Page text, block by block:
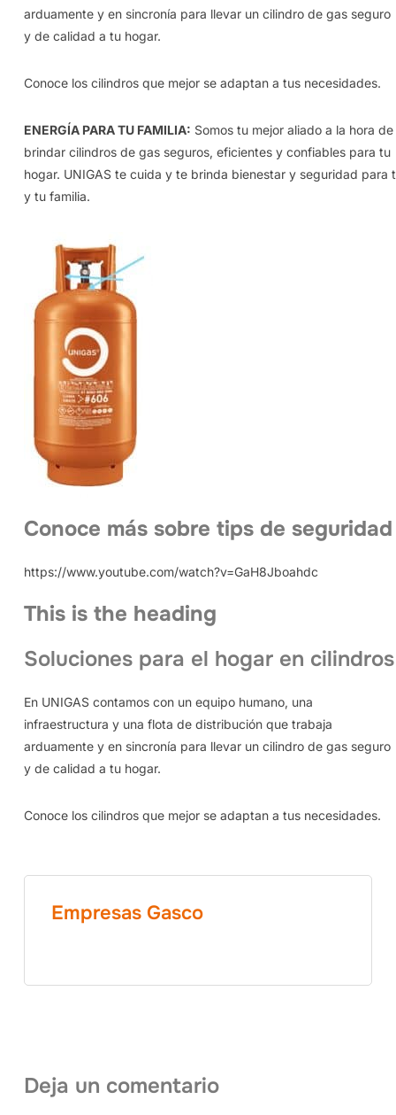
arduamente y en sincronía para llevar un cilindro de gas seguro
y de calidad a tu hogar.
Conoce los cilindros que mejor se adaptan a tus necesidades.
ENERGÍA PARA TU FAMILIA: Somos tu mejor aliado a la hora de
brindar cilindros de gas seguros, eficientes y confiables para tu
hogar. UNIGAS te cuida y te brinda bienestar y seguridad para
y tu familia.
Conoce más sobre tips de seguridad
https://www.youtube.com/watch?v=GaH8Jboahdc
This is the heading
Soluciones para el hogar en cilindros
En UNIGAS contamos con un equipo humano, una
infraestructura y una flota de distribución que trabaja
arduamente y en sincronía para llevar un cilindro de gas seguro
y de calidad a tu hogar.
Conoce los cilindros que mejor se adaptan a tus necesidades.
Empresas Gasco
Deja un comentario